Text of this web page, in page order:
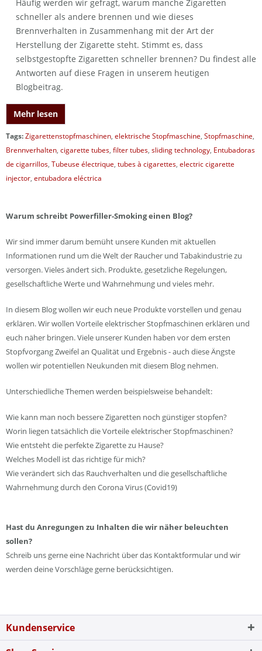
Häufig werden wir gefragt, warum manche Zigaretten
schneller als andere brennen und wie dieses
Brennverhalten in Zusammenhang mit der Art der
Herstellung der Zigarette steht. Stimmt es, dass
selbstgestopfte Zigaretten schneller brennen? Du findest alle
Antworten auf diese Fragen in unserem heutigen
Blogbeitrag.
Mehr lesen
Tags:Zigarettenstopfmaschinen, elektrische Stopfmaschine, Stopfmaschine,
Brennverhalten, cigarette tubes, filter tubes, sliding technology, Entubadoras
de cigarrillos, Tubeuse électrique, tubes à cigarettes, electric cigarette
injector, entubadora eléctrica
Warum schreibt Powerfiller-Smoking einen Blog?
Wir sind immer darum bemüht unsere Kunden mit aktuellen
Informationen rund um die Welt der Raucher und Tabakindustrie zu
versorgen. Vieles ändert sich. Produkte, gesetzliche Regelungen,
gesellschaftliche Werte und Wahrnehmung und vieles mehr.
In diesem Blog wollen wir euch neue Produkte vorstellen und genau
erklären. Wir wollen Vorteile elektrischer Stopfmaschinen erklären und
euch näher bringen. Viele unserer Kunden haben vor dem ersten
Stopfvorgang Zweifel an Qualität und Ergebnis - auch diese Ängste
wollen wir potentiellen Neukunden mit diesem Blog nehmen.
Unterschiedliche Themen werden beispielsweise behandelt:
Wie kann man noch bessere Zigaretten noch günstiger stopfen?
Worin liegen tatsächlich die Vorteile elektrischer Stopfmaschinen?
Wie entsteht die perfekte Zigarette zu Hause?
Welches Modell ist das richtige für mich?
Wie verändert sich das Rauchverhalten und die gesellschaftliche
Wahrnehmung durch den Corona Virus (Covid19)
Hast du Anregungen zu Inhalten die wir näher beleuchten
sollen?
Schreib uns gerne eine Nachricht über das Kontaktformular und wir
werden deine Vorschläge gerne berücksichtigen.
Kundenservice